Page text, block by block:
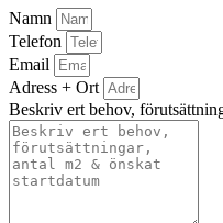
Namn
Telefon
Email
Adress + Ort
Beskriv ert behov,